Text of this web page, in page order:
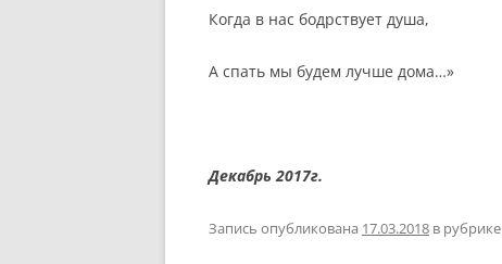
Когда в нас бодрствует душа,
А спать мы будем лучше дома…»
Декабрь 2017г.
Запись опубликована 17.03.2018 в рубрике